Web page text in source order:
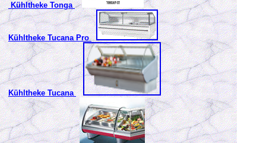
Kühltheke Tonga
Kühltheke Tucana Pro
Kühltheke Tucana